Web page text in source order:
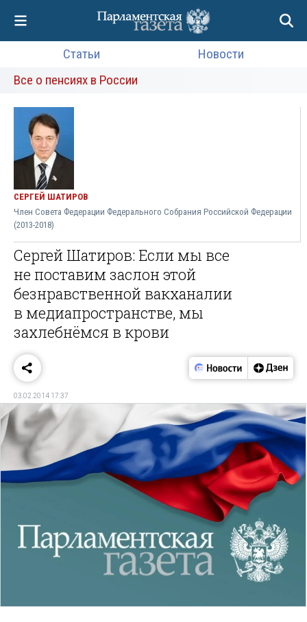
Статьи
Новости
Все о пенсиях в России
СЕРГЕЙ ШАТИРОВ
Член Совета Федерации Федерального Собрания Российской Федерации
(2013-2018)
Сергей Шатиров: Если мы все
не поставим заслон этой
безнравственной вакханалии
в медиапространстве, мы
захлебнёмся в крови
03.02.2014 17:37